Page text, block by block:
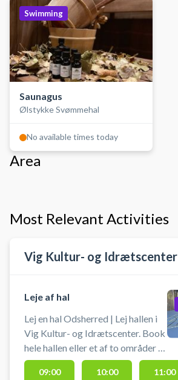
Swimming
Saunagus
Ølstykke Svømmehal
No available times today
Area
Most Relevant Activities
Vig Kultur- og Idrætscenter
Leje af hal
Lej en hal Odsherred | Lej hallen i
Vig Kultur- og Idrætscenter. Book
hele hallen eller et af to områder i
hallen og spil bl.a. indendørs
fodbold uden bander (futsal),
09:00 10:00 11:00